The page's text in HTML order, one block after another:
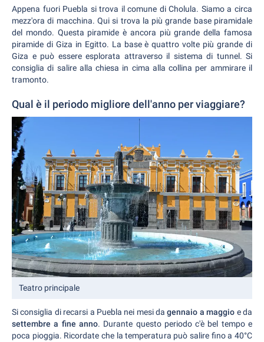
Appena fuori Puebla si trova il comune di Cholula. Siamo a circa
mezz'ora di macchina. Qui si trova la più grande base piramidale
del mondo. Questa piramide è ancora più grande della famosa
piramide di Giza in Egitto. La base è quattro volte più grande di
Giza e può essere esplorata attraverso il sistema di tunnel. Si
consiglia di salire alla chiesa in cima alla collina per ammirare il
tramonto.
Qual è il periodo migliore dell'anno per viaggiare?
Teatro principale
Si consiglia di recarsi a Puebla nei mesi dagennaio a maggio e da
settembre a fine anno. Durante questo periodo c'è bel tempo e
poca pioggia. Ricordate che la temperatura può salire fino a 40°C